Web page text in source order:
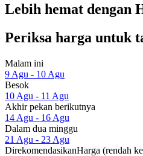
Lebih hemat dengan
Periksa harga untuk
Malam ini
9 Agu - 10 Agu
Besok
10 Agu - 11 Agu
Akhir pekan berikutnya
14 Agu - 16 Agu
Dalam dua minggu
21 Agu - 23 Agu
DirekomendasikanHarga (rendah